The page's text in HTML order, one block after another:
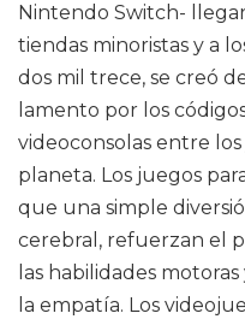
Nintendo Switch-
tiendas minoristas y a
dos mil trece, se creó
lamento por los
videoconsolas entre
planeta. Los juegos
que una simple
cerebral, refuerzan el
las habilidades
la empatía. Los